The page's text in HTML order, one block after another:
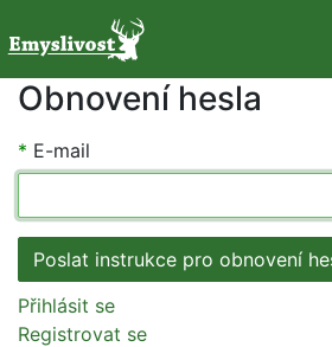
Obnovení hesla
* E-mail
Přihlásit se
Registrovat se